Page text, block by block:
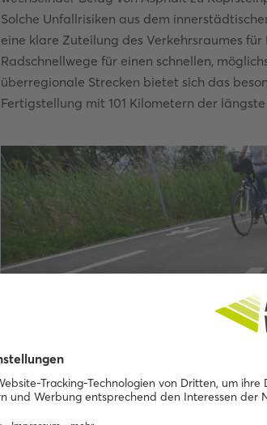
Solche Unfallrisiken aus dem
eine klare Zuteilung des Verkehrsraumes
Radschnellwege für einen schnellen,
überregionale Strecken bietet sich das
Fertigstellung mit 101 Kilometern der